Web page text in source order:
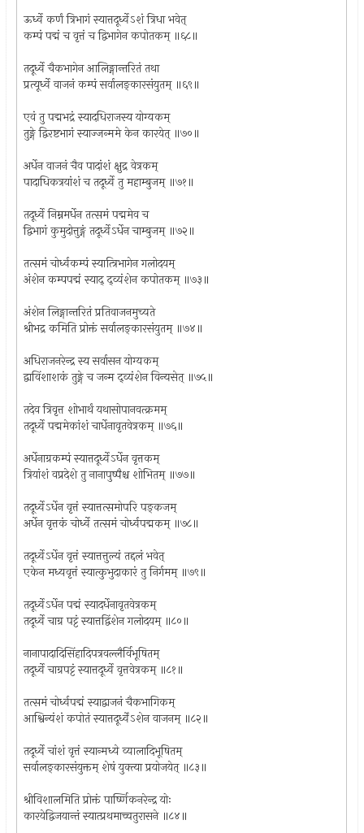
ऊर्ध्वे कर्णं त्रिभागं स्यात्तदूर्ध्वेऽशं त्रिधा भवेत्
कम्पं पद्मं च वृत्तं च द्विभागेन कपोतकम् ॥६८॥
तदूर्ध्वे चैकभागेन आलिङ्गान्तरितं तथा
प्रत्यूर्ध्वे वाजनं कम्पं सर्वालङ्कारसंयुतम् ॥६९॥
एवं तु पद्मभद्रं स्यादधिराजस्य योग्यकम्
तुङ्गे द्विरष्टभागं स्याज्जन्ममे केन कारयेत् ॥७०॥
अर्धेन वाजनं चैव पादांशं क्षुद्र वेत्रकम्
पादाधिकत्रयांशं च तदूर्ध्वे तु महाम्बुजम् ॥७१॥
तदूर्ध्वे निम्नमर्धेन तत्समं पद्ममेव च
द्विभागं कुमुदोत्तुङ्गं तदूर्ध्वेऽर्धेन चाम्बुजम् ॥७२॥
तत्समं चोर्ध्वकम्पं स्यात्त्रिभागेन गलोदयम्
अंशेन कम्पपद्मं स्याद् द्व्यंशेन कपोतकम् ॥७३॥
अंशेन लिङ्गान्तरितं प्रतिवाजनमुच्यते
श्रीभद्र कमिति प्रोक्तं सर्वालङ्कारसंयुतम् ॥७४॥
अधिराजनरेन्द्र स्य सर्वासन योग्यकम्
द्वाविंशाशकं तुङ्गे च जन्म द्व्यंशेन विन्यसेत् ॥७५॥
तदेव त्रिवृत्त शोभार्थं यथासोपानवत्क्रमम्
तदूर्ध्वे पद्ममेकांशं चार्धेनावृतवेत्रकम् ॥७६॥
अर्धेनाग्रकम्पं स्यात्तदूर्ध्वेऽर्धेन वृत्तकम्
त्रियांशं वप्रदेशे तु नानापुष्पैश्च शोभितम् ॥७७॥
तदूर्ध्वेऽर्धेन वृत्तं स्यात्तत्समोपरि पङ्कजम्
अर्धेन वृत्तकं चोर्ध्वे तत्समं चोर्ध्वपद्मकम् ॥७८॥
तदूर्ध्वेऽर्धेन वृत्तं स्यात्तत्तुल्यं तद्दलं भवेत्
एकेन मध्यवृत्तं स्यात्कुभुदाकारं तु निर्गमम् ॥७९॥
तदूर्ध्वेऽर्धेन पद्मं स्यादर्धेनावृतवेत्रकम्
तदूर्ध्वे चाग्र पट्टं स्यात्तद्विंशेन गलोदयम् ॥८०॥
नानापादादिसिंहादिपत्रवल्लैर्विभूषितम्
तदूर्ध्वे चाग्रपट्टं स्यात्तदूर्ध्वे वृत्तवेत्रकम् ॥८१॥
तत्समं चोर्ध्वपद्मं स्याद्वाजनं चैकभागिकम्
आश्विन्यंशं कपोतं स्यात्तदूर्ध्वेंऽशेन वाजनम् ॥८२॥
तदूर्ध्वे चांशं वृत्तं स्यान्मध्ये व्यालादिभूषितम्
सर्वालङ्कारसंयुक्तम् शेषं युक्त्या प्रयोजयेत् ॥८३॥
श्रीविशालमिति प्रोक्तं पार्ष्णिकनरेन्द्र योः
कारयेद्विजयान्तं स्यात्प्रथमाच्चतुरासने ॥८४॥